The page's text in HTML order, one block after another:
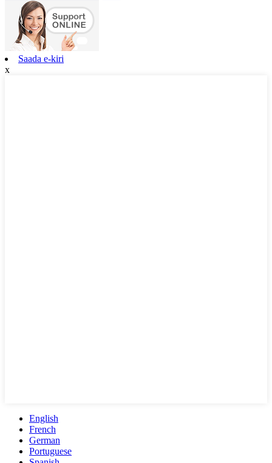
Saada e-kiri
x
English
French
German
Portuguese